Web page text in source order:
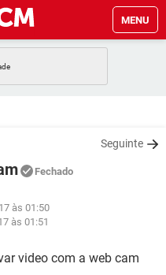
MENU
GMAIL
GMAIL
WHATSAPP
EXCEL
GMAIL
WHATSAPP
EXCEL
WHATSAPP
Seguinte
Fechado
às 01:50
às 01:51
video com a web cam